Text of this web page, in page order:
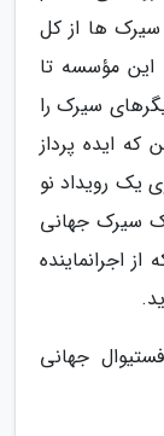
ها از کل
این مؤسسه تا
سیرک را
که ایده پرداز
یک رویداد نو
سیرک جهانی
اجرانماینده
جهانی